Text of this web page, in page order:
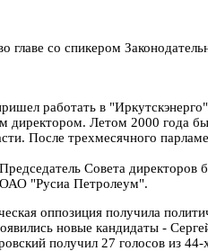
со спикером
работать в
директором. Летом 2000 года
После трехмесячного
Совета директоров
"Русиа Петролеум".
оппозиция получила
новые кандидаты -
получил 27 голосов из